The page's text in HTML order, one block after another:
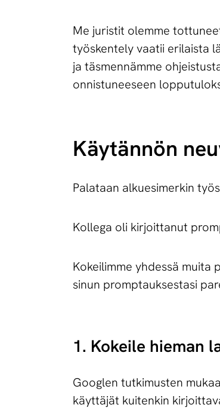
Me juristit olemme
työskentely vaatii erilaista
ja täsmennämme
onnistuneeseen
Käytännön
Palataan alkuesimerkin
Kollega oli kirjoittanut
Kokeilimme yhdessä muita
sinun promptauksestasi
1. Kokeile hieman
Googlen tutkimusten
käyttäjät kuitenkin